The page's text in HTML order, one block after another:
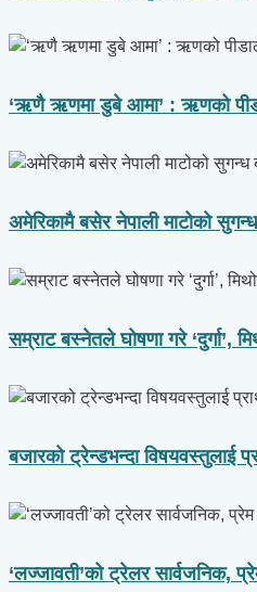
‘ऋणै ऋणमा डुबे आमा’ : ऋणको
अमेरिकामै बसेर नेपाली माटोको
सम्राट बस्नेतले घोषणा गरे ‘दुर्गा’,
बजारको ट्रेन्डभन्दा विषयवस्तुलाई
‘लज्जावती’को ट्रेलर सार्वजनिक,